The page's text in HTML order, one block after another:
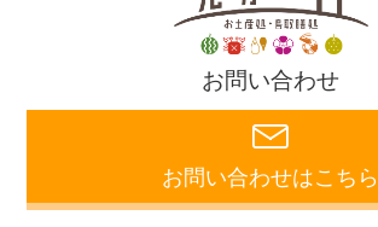
お問い合わせ
お問い合わせはこちら